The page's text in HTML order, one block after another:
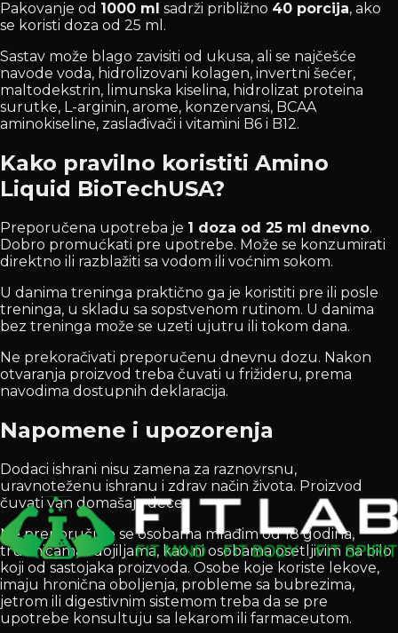
Pakovanje od 1000 ml sadrži približno 40 porcija, ako
se koristi doza od 25 ml.
Sastav može blago zavisiti od ukusa, ali se najčešće
navode voda, hidrolizovani kolagen, invertni šećer,
maltodekstrin, limunska kiselina, hidrolizat proteina
surutke, L-arginin, arome, konzervansi, BCAA
aminokiseline, zaslađivači i vitamini B6 i B12.
Kako pravilno koristiti Amino
Liquid BioTechUSA?
Preporučena upotreba je 1 doza od 25 ml dnevno.
Dobro promućkati pre upotrebe. Može se konzumirati
direktno ili razblažiti sa vodom ili voćnim sokom.
U danima treninga praktično ga je koristiti pre ili posle
treninga, u skladu sa sopstvenom rutinom. U danima
bez treninga može se uzeti ujutru ili tokom dana.
Ne prekoračivati preporučenu dnevnu dozu. Nakon
otvaranja proizvod treba čuvati u frižideru, prema
navodima dostupnih deklaracija.
Napomene i upozorenja
Dodaci ishrani nisu zamena za raznovrsnu,
uravnoteženu ishranu i zdrav način života. Proizvod
čuvati van domašaja dece.
Ne preporučuje se osobama mlađim od 18 godina,
trudnicama i dojiljama, kao ni osobama osetljivim na bilo
koji od sastojaka proizvoda. Osobe koje koriste lekove,
imaju hronična oboljenja, probleme sa bubrezima,
jetrom ili digestivnim sistemom treba da se pre
upotrebe konsultuju sa lekarom ili farmaceutom.